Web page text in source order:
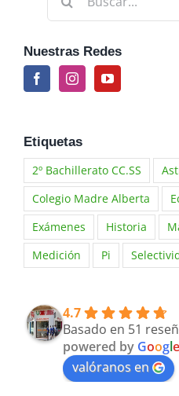
Nuestras Redes
Etiquetas
2º Bachillerato CC.SS
Colegio Madre Alberta
Exámenes
Historia
Medición
Pi
4.7
Basado en 51
powered by Google
valóranos en